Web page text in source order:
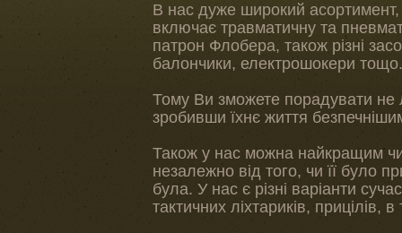
В нас дуже широкий асортимент,
включає травматичну та
патрон Флобера, також різні
балончики, електрошокери тощо.
Тому Ви зможете порадувати не
зробивши їхнє життя
Також у нас можна найкращим
незалежно від того, чи її було
була. У нас є різні варіанти
тактичних ліхтариків, прицілів,